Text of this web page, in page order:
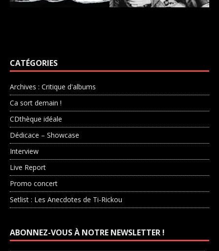
CATÉGORIES
Archives : Critique d'albums
Ca sort demain !
CDthèque idéale
Dédicace – Showcase
Interview
Live Report
Promo concert
Setlist : Les Anecdotes de Ti-Rickou
ABONNEZ-VOUS À NOTRE NEWSLETTER !